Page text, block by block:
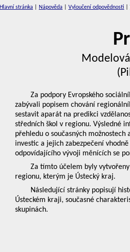
Hlavní stránka Nápověda Vyloučení odpovědnosti
Za podpory Evropského
zabývali popisem chování
sestavit aparát na predikci
středních škol v regionu. Výsledné
přehledu o současných
investic a jejich zabezpečení
odpovídajícího vývoji měnících se
Za tímto účelem byly
regionu, kterým je Ústecký kraj.
Následující stránky popisují
Ústeckém kraji, současné
skupinách.